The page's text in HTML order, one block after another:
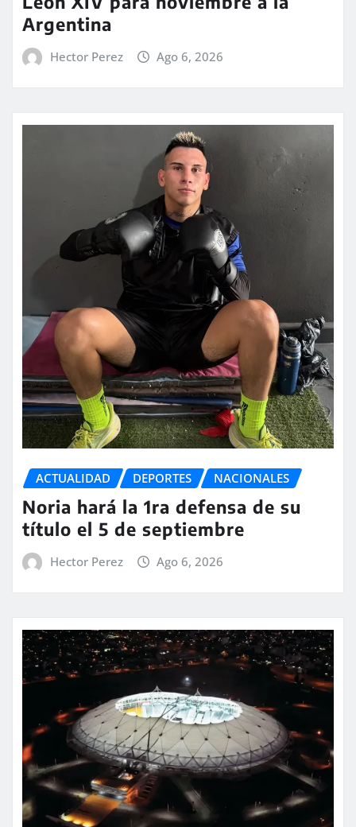
Argentina
Hector Perez Ago 6, 2026
ACTUALIDAD DEPORTES NACIONALES
Noria hará la 1ra defensa de su
título el 5 de septiembre
Hector Perez Ago 6, 2026